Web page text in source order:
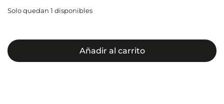
Solo quedan 1 disponibles
Añadir al carrito